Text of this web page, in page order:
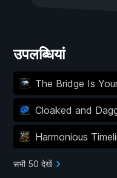
उपलब्धियां
The Bridge Is
Cloaked and
Harmonious
सभी 50 देखें